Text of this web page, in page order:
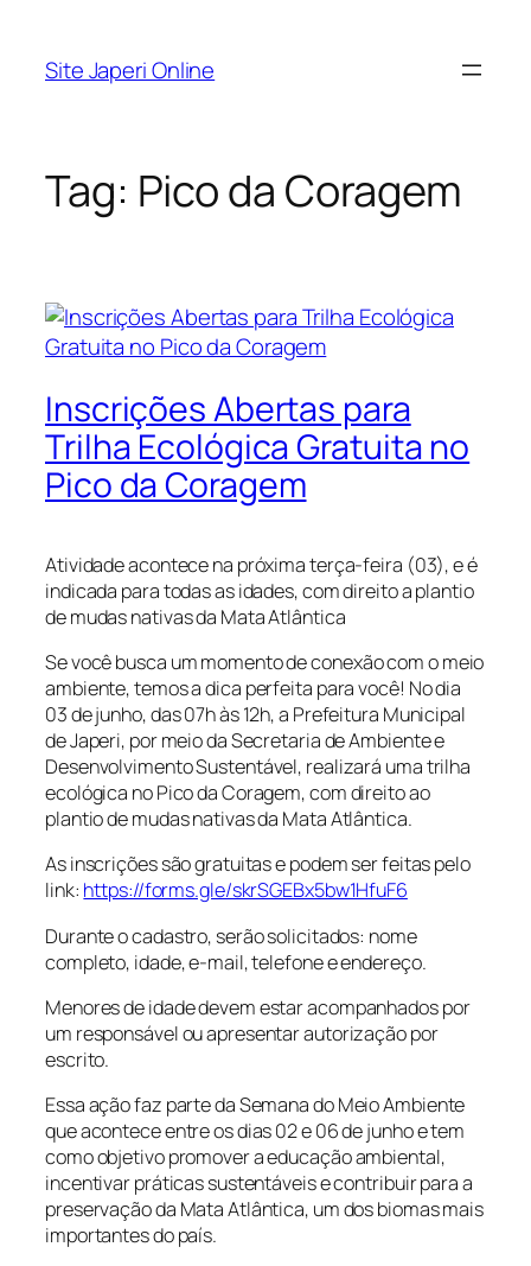
Site Japeri Online
Tag: Pico da Coragem
Inscrições Abertas para
Trilha Ecológica Gratuita no
Pico da Coragem
Atividade acontece na próxima terça-feira (03), e é
indicada para todas as idades, com direito a plantio
de mudas nativas da Mata Atlântica
Se você busca um momento de conexão com o meio
ambiente, temos a dica perfeita para você! No dia
03 de junho, das 07h às 12h, a Prefeitura Municipal
de Japeri, por meio da Secretaria de Ambiente e
Desenvolvimento Sustentável, realizará uma trilha
ecológica no Pico da Coragem, com direito ao
plantio de mudas nativas da Mata Atlântica.
As inscrições são gratuitas e podem ser feitas pelo
link: https://forms.gle/skrSGEBx5bw1HfuF6
Durante o cadastro, serão solicitados: nome
completo, idade, e-mail, telefone e endereço.
Menores de idade devem estar acompanhados por
um responsável ou apresentar autorização por
escrito.
Essa ação faz parte da Semana do Meio Ambiente
que acontece entre os dias 02 e 06 de junho e tem
como objetivo promover a educação ambiental,
incentivar práticas sustentáveis e contribuir para a
preservação da Mata Atlântica, um dos biomas mais
importantes do país.